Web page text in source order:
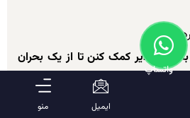
نه معلم
یک مدیر کمک کنن تا از یک بحران
واتساپ
ایمیل منو